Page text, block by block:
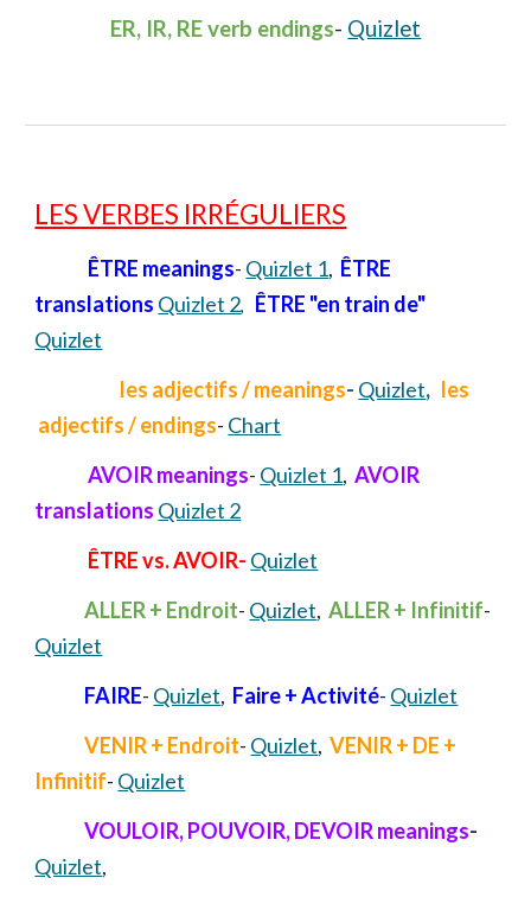
ER, IR, RE verb endings- Quizlet
LES VERBES IRRÉGULIERS
ÊTRE meanings- Quizlet 1, ÊTRE
translations Quizlet 2, ÊTRE "en train de"
Quizlet
les adjectifs / meanings- Quizlet, les
adjectifs /endings- Chart
AVOIR meanings- Quizlet 1, AVOIR
translations Quizlet 2
ÊTREvs.AVOIR- Quizlet
ALLER + Endroit- Quizlet,ALLER + Infinitif-
Quizlet
FAIRE- Quizlet, Faire + Activité- Quizlet
VENIR + Endroit- Quizlet, VENIR + DE +
Infinitif- Quizlet
VOULOIR, POUVOIR, DEVOIR meanings-
Quizlet,